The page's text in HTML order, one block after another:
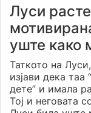
Луси
уште како
Таткото на
изјави дека
дете” и имала
Тој и неговата